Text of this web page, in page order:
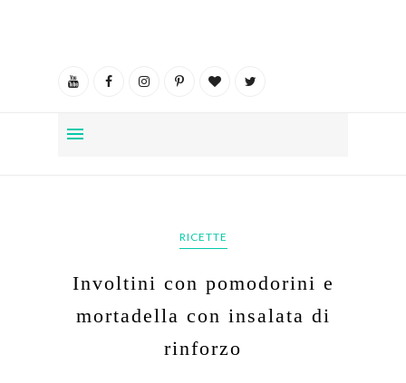
RICETTE
Involtini con pomodorini e
mortadella con insalata di
rinforzo